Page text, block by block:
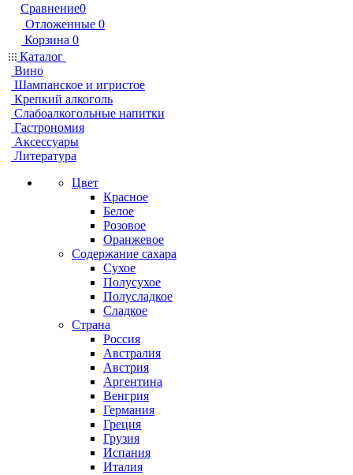
Сравнение0
Отложенные 0
Корзина 0
Каталог
Вино
Шампанское и игристое
Крепкий алкоголь
Слабоалкогольные напитки
Гастрономия
Аксессуары
Литература
Цвет
Красное
Белое
Розовое
Оранжевое
Содержание сахара
Сухое
Полусухое
Полусладкое
Сладкое
Страна
Россия
Австралия
Австрия
Аргентина
Венгрия
Германия
Греция
Грузия
Испания
Италия